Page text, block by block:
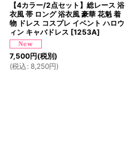
【4カラー/2点セット】総レース 浴
衣風 帯 ロング 浴衣風 豪華 花魁 着
物 ドレス コスプレ イベント ハロウ
ィン キャバドレス [1253A]
7,500円(税別)
(税込 : 8,250円)